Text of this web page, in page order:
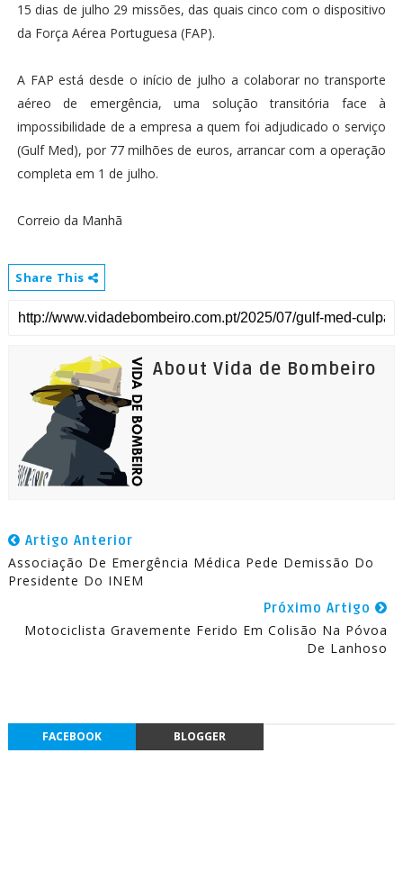
15 dias de julho 29 missões, das quais cinco com o dispositivo
da Força Aérea Portuguesa (FAP).
A FAP está desde o início de julho a colaborar no transporte
aéreo de emergência, uma solução transitória face à
impossibilidade de a empresa a quem foi adjudicado o serviço
(Gulf Med), por 77 milhões de euros, arrancar com a operação
completa em 1 de julho.
Correio da Manhã
Share This
About Vida de Bombeiro
Artigo Anterior
Associação De Emergência Médica Pede Demissão Do
Presidente Do INEM
Próximo Artigo
Motociclista Gravemente Ferido Em Colisão Na Póvoa
De Lanhoso
FACEBOOK BLOGGER